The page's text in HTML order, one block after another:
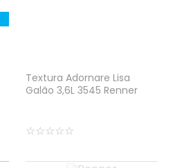
Textura Adornare Lisa
Galão 3,6L 3545 Renner
☆☆☆☆☆